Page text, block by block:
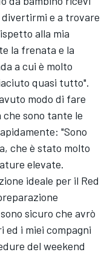
e a trovare
alla mia
la frenata e la
a cui è molto
quasi tutto".
modo di fare
sono tante le
"Sono
che è stato molto
elevate.
ideale per il Red
sicuro che avrò
ed i miei compagni
del weekend